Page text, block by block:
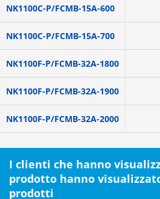
NK1100C-P/FCMB-15A-600
NK1100C-P/FCMB-15A-700
NK1100F-P/FCMB-32A-1800
NK1100F-P/FCMB-32A-1900
NK1100F-P/FCMB-32A-2000
I clienti che hanno
prodotto hanno
prodotti